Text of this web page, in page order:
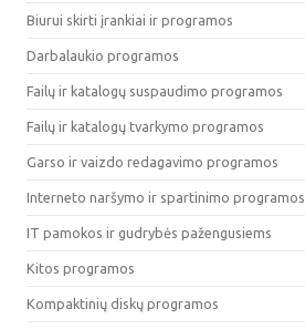
Biurui skirti įrankiai ir programos
Darbalaukio programos
Failų ir katalogų suspaudimo programos
Failų ir katalogų tvarkymo programos
Garso ir vaizdo redagavimo programos
Interneto naršymo ir spartinimo programos
IT pamokos ir gudrybės pažengusiems
Kitos programos
Kompaktinių diskų programos